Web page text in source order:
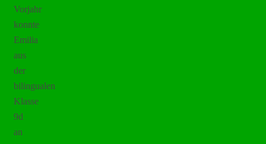
Vorjahr
konnte
Emilia
aus
der
bilingualen
Klasse
9d
an